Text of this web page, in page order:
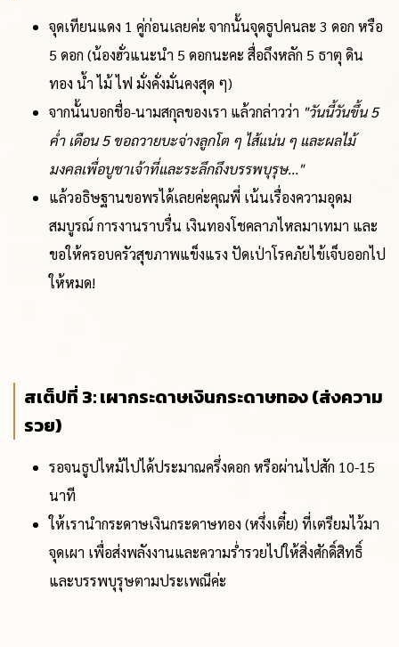
จุดเทียนแดง 1 คู่ก่อนเลยค่ะ จากนั้นจุดธูปคนละ 3 ดอก หรือ
5 ดอก (น้องฮั่วแนะนำ 5 ดอกนะคะ สื่อถึงหลัก 5 ธาตุ ดิน
ทอง น้ำ ไม้ ไฟ มั่งคั่งมั่นคงสุด ๆ)
จากนั้นบอกชื่อ-นามสกุลของเรา แล้วกล่าวว่า "วันนี้วันขึ้น 5
ค่ำ เดือน 5 ขอถวายบะจ่างลูกโต ๆ ไส้แน่น ๆ และผลไม้
มงคลเพื่อบูชาเจ้าที่และระลึกถึงบรรพบุรุษ..."
แล้วอธิษฐานขอพรได้เลยค่ะคุณพี่ เน้นเรื่องความอุดม
สมบูรณ์ การงานราบรื่น เงินทองโชคลาภไหลมาเทมา และ
ขอให้ครอบครัวสุขภาพแข็งแรง ปัดเป่าโรคภัยไข้เจ็บออกไป
ให้หมด!
สเต็ปที่ 3: เผากระดาษเงินกระดาษทอง (ส่งความ
รวย)
รอจนธูปไหม้ไปได้ประมาณครึ่งดอก หรือผ่านไปสัก 10-15
นาที
ให้เรานำกระดาษเงินกระดาษทอง (หงึ่งเตี๋ย) ที่เตรียมไว้มา
จุดเผา เพื่อส่งพลังงานและความร่ำรวยไปให้สิ่งศักดิ์สิทธิ์
และบรรพบุรุษตามประเพณีค่ะ